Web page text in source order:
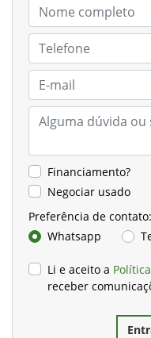
Financiamento?
Negociar usado
Preferência de contato:
Whatsapp
Li e aceito a
receber